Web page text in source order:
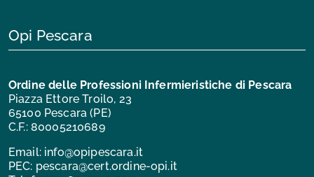
Opi Pescara
Ordine delle Professioni Infermieristiche di Pescara
Piazza Ettore Troilo, 23
65100 Pescara (PE)
C.F.: 80005210689
Email: info@opipescara.it
PEC: pescara@cert.ordine-opi.it